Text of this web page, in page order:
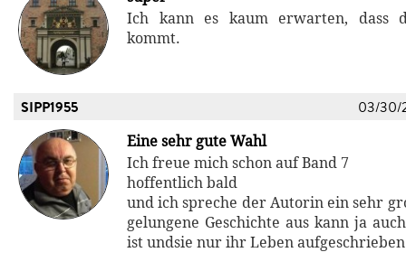
Ich kann es kaum erwarten, dass
kommt.
SIPP1955 03/30/
Eine sehr gute Wahl
Ich freue mich schon auf Band 7
hoffentlich bald
und ich spreche der Autorin ein sehr
gelungene Geschichte aus kann ja
ist undsie nur ihr Leben